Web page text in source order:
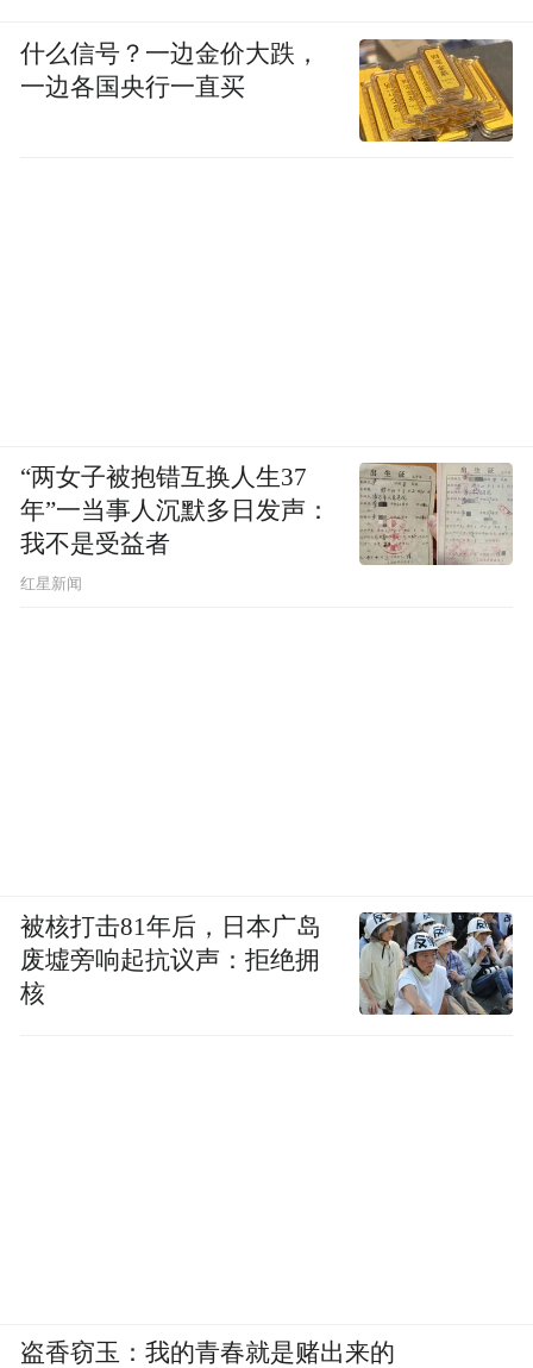
什么信号？一边金价大跌，
一边各国央行一直买
“两女子被抱错互换人生37
年”一当事人沉默多日发声：
我不是受益者
红星新闻
被核打击81年后，日本广岛
废墟旁响起抗议声：拒绝拥
核
盗香窃玉：我的青春就是赌出来的